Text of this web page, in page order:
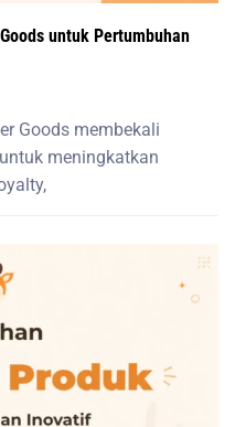
untuk Pertumbuhan
Goods membekali
meningkatkan